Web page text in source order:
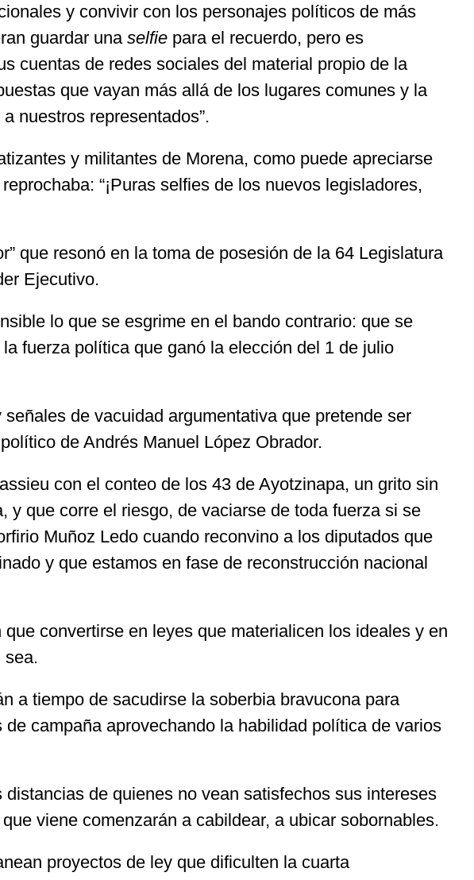
y convivir con los personajes políticos de más
guardar una selfie para el recuerdo, pero es
cuentas de redes sociales del material propio de la
que vayan más allá de los lugares comunes y la
nuestros representados”.
y militantes de Morena, como puede apreciarse
“¡Puras selfies de los nuevos legisladores,
que resonó en la toma de posesión de la 64 Legislatura
Ejecutivo.
lo que se esgrime en el bando contrario: que se
fuerza política que ganó la elección del 1 de julio
de vacuidad argumentativa que pretende ser
de Andrés Manuel López Obrador.
con el conteo de los 43 de Ayotzinapa, un grito sin
que corre el riesgo, de vaciarse de toda fuerza si se
Muñoz Ledo cuando reconvino a los diputados que
y que estamos en fase de reconstrucción nacional
convertirse en leyes que materialicen los ideales y en
sea.
a tiempo de sacudirse la soberbia bravucona para
campaña aprovechando la habilidad política de varios
de quienes no vean satisfechos sus intereses
viene comenzarán a cabildear, a ubicar sobornables.
proyectos de ley que dificulten la cuarta